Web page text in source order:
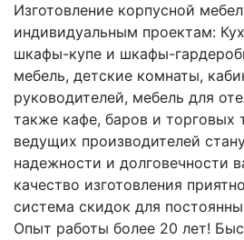
Изготовление корпусной
индивидуальным проектам:
шкафы-купе и шкафы-
мебель, детские комнаты,
руководителей, мебель для
также кафе, баров и торговых
ведущих производителей
надежности и долговечности
качество изготовления
система скидок для
Опыт работы более 20 лет!